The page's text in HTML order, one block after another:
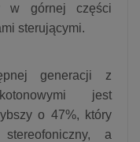
w górnej części
sterującymi.
generacji z
jest
o 47%, który
a